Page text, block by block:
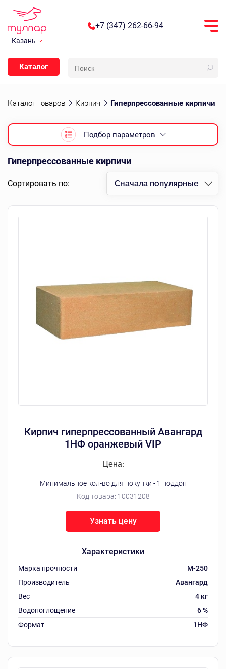
Казань
+7 (347) 262-66-94
Каталог
Каталог товаров Кирпич Гиперпрессованные кирпичи
Подбор параметров
Гиперпрессованные кирпичи
Сортировать по: Сначала популярные
Кирпич гиперпрессованный Авангард
1НФ оранжевый VIP
Код товара: 10031208
Цена:
Минимальное кол-во для покупки - 1 поддон
Характеристики
Марка прочности
М-250
Производитель
Авангард
Вес
4 кг
Водопоглощение
6 %
Формат
1НФ
Узнать цену